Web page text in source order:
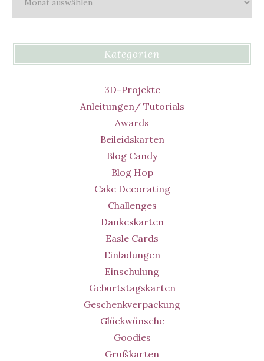
Kategorien
3D-Projekte
Anleitungen/ Tutorials
Awards
Beileidskarten
Blog Candy
Blog Hop
Cake Decorating
Challenges
Dankeskarten
Easle Cards
Einladungen
Einschulung
Geburtstagskarten
Geschenkverpackung
Glückwünsche
Goodies
Grußkarten